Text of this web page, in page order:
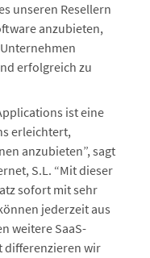
unseren Resellern
anzubieten,
erfolgreich zu
ist eine
erleichtert,
anzubieten”, sagt
S.L. “Mit dieser
sofort mit sehr
jederzeit aus
weitere SaaS-
differenzieren wir